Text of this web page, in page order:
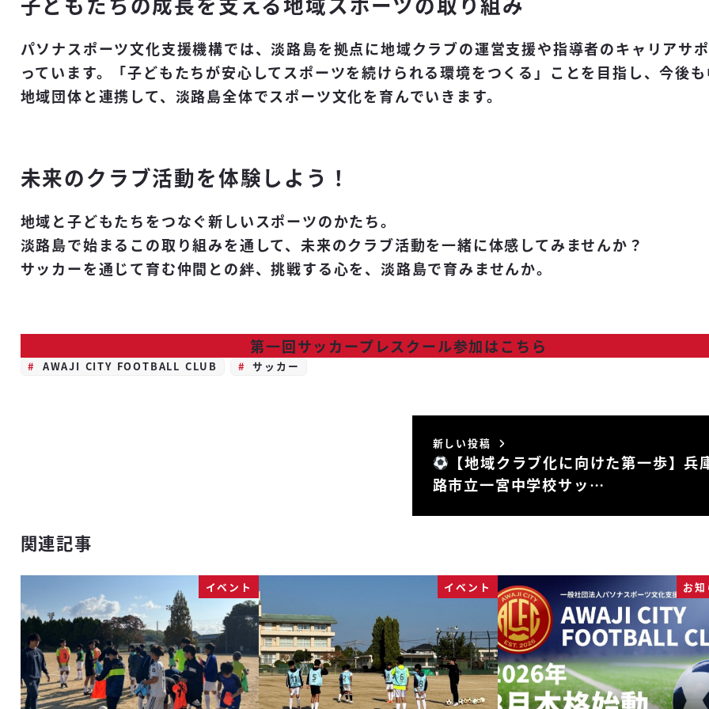
パソナスポーツ文化支援機構では、淡路島を拠点に地域クラブの運営支援や指導者のキャリアサ
っています。「子どもたちが安心してスポーツを続けられる環境をつくる」ことを目指し、今後
地域団体と連携して、淡路島全体でスポーツ文化を育んでいきます。
未来のクラブ活動を体験しよう！
地域と子どもたちをつなぐ新しいスポーツのかたち。
淡路島で始まるこの取り組みを通して、未来のクラブ活動を一緒に体感してみませんか？
サッカーを通じて育む仲間との絆、挑戦する心を、淡路島で育みませんか。
第一回サッカープレスクール参加はこちら
AWAJI CITY FOOTBALL CLUB サッカー
新しい投稿
【地域クラブ化に向けた第一歩】兵
路市立一宮中学校サッ…
関連記事
イベント イベント お知